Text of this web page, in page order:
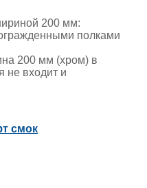
200 мм:
полками
200 мм (хром) в
не входит и
смок